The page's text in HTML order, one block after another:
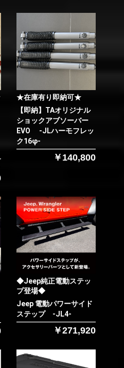
カートへ進む
★在庫有り即納可★
【即納】TAオリジナル
ショックアブソーバー
EVO -JLハーモフレッ
ク16φ-
￥140,800
◆Jeep純正電動ステッ
プ登場◆
Jeep 電動パワーサイド
ステップ -JL4-
￥271,920